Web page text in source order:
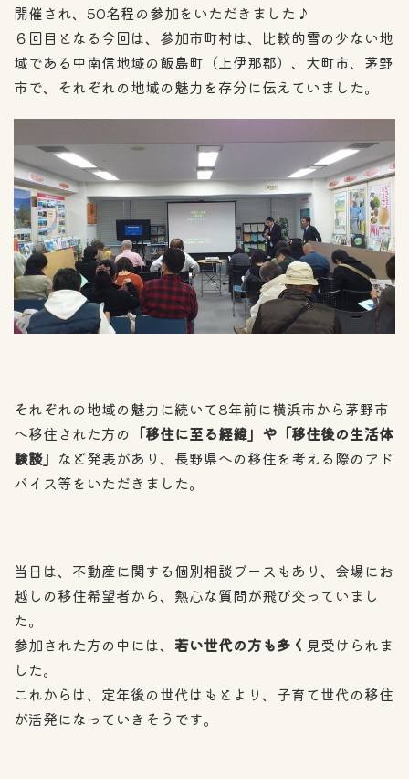
開催され、50名程の参加をいただきました♪
６回目となる今回は、参加市町村は、比較的雪の少ない地
域である中南信地域の飯島町（上伊那郡）、大町市、茅野
市で、それぞれの地域の魅力を存分に伝えていました。
それぞれの地域の魅力に続いて8年前に横浜市から茅野市
へ移住された方の 「移住に至る経緯」や「移住後の生活体
験談」 など発表があり、長野県への移住を考える際のアド
バイス等をいただきました。
当日は、不動産に関する個別相談ブースもあり、会場にお
越しの移住希望者から、熱心な質問が飛び交っていまし
た。
参加された方の中には、 若い世代の方も多く 見受けられま
した。
これからは、定年後の世代はもとより、子育て世代の移住
が活発になっていきそうです。